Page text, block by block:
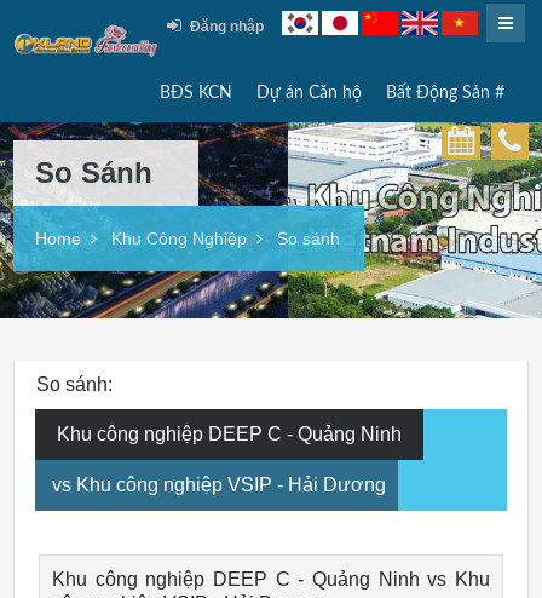
Đăng nhập
BĐS KCN Dự án Căn hộ Bất Động Sản #
So Sánh
Home Khu Công Nghiệp So sánh
So sánh:
Khu công nghiệp DEEP C - Quảng Ninh
vs Khu công nghiệp VSIP - Hải Dương
Khu công nghiệp DEEP C - Quảng Ninh vs Khu